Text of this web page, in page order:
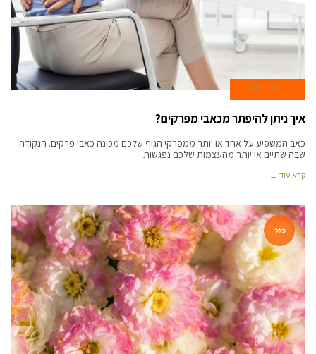
4 במאי 2024
איך ניתן להיפתר מכאבי מפרקים?
כאב המשפיע על אחד או יותר ממפרקי הגוף שלכם מכונה כאבי פרקים. הנקודה
שבה שתיים או יותר מהעצמות שלכם נפגשות
קרא עוד ←
כללי